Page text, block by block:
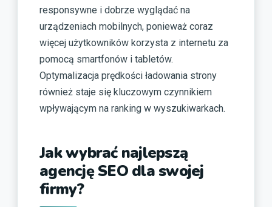
responsywne i dobrze wyglądać na
urządzeniach mobilnych, ponieważ coraz
więcej użytkowników korzysta z internetu za
pomocą smartfonów i tabletów.
Optymalizacja prędkości ładowania strony
również staje się kluczowym czynnikiem
wpływającym na ranking w wyszukiwarkach.
Jak wybrać najlepszą
agencję SEO dla swojej
firmy?